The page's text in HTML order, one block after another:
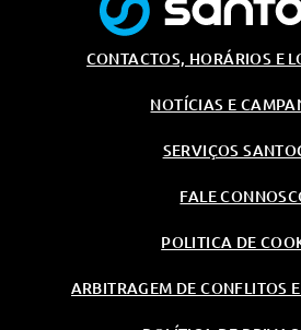
CONTACTOS, HORÁRIOS E
NOTÍCIAS E
SERVIÇOS
FALE
POLITICA DE
ARBITRAGEM DE CONFLITOS